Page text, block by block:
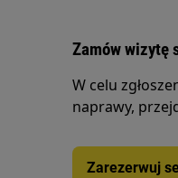
Zamów wizytę
W celu
naprawy,
Zarezerwuj